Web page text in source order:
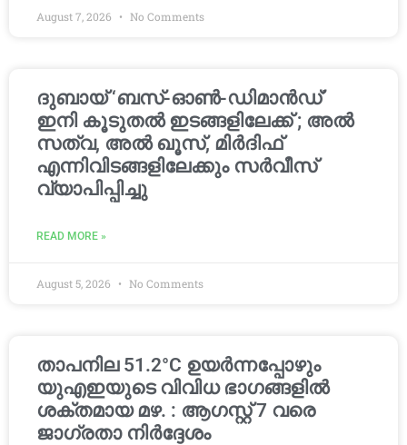
August 7, 2026 No Comments
ദുബായ് ‘ബസ്-ഓൺ-ഡിമാൻഡ്’
ഇനി കൂടുതൽ ഇടങ്ങളിലേക്ക് ; അൽ
സത്വ, അൽ ഖൂസ്, മിർദിഫ്
എന്നിവിടങ്ങളിലേക്കും സർവീസ്
വ്യാപിപ്പിച്ചു
READ MORE »
August 5, 2026 No Comments
താപനില 51.2°C ഉയർന്നപ്പോഴും
യുഎഇയുടെ വിവിധ ഭാഗങ്ങളിൽ
ശക്തമായ മഴ. : ആഗസ്റ്റ് 7 വരെ
ജാഗ്രതാ നിർദ്ദേശം